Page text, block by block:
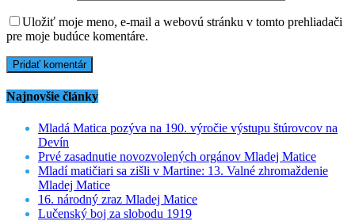
Uložiť moje meno, e-mail a webovú stránku v tomto prehliadači
pre moje budúce komentáre.
Najnovšie články
Mladá Matica pozýva na 190. výročie výstupu štúrovcov na
Devín
Prvé zasadnutie novozvolených orgánov Mladej Matice
Mladí matičiari sa zišli v Martine: 13. Valné zhromaždenie
Mladej Matice
16. národný zraz Mladej Matice
Lučenský boj za slobodu 1919